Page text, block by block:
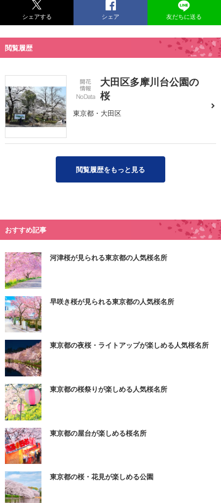
シェアする シェア 友だちに送る
閲覧履歴
大田区多摩川台公園の
桜
東京都・大田区
閲覧履歴をもっと見る
おすすめ記事
河津桜が見られる東京都の人気桜名所
早咲き桜が見られる東京都の人気桜名所
東京都の夜桜・ライトアップが楽しめる人気桜名所
東京都の桜祭りが楽しめる人気桜名所
東京都の屋台が楽しめる桜名所
東京都の桜・花見が楽しめる公園